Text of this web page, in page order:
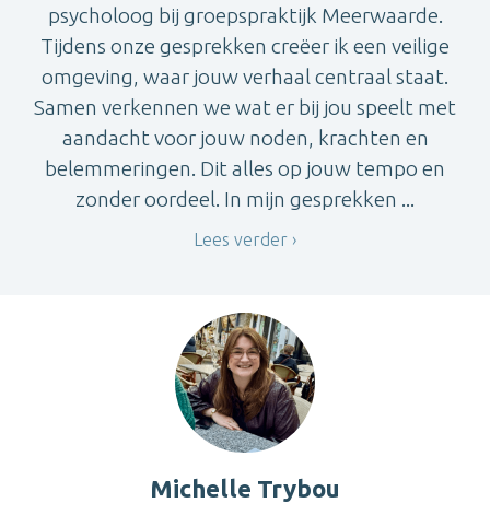
psycholoog bij groepspraktijk Meerwaarde.
Tijdens onze gesprekken creëer ik een veilige
omgeving, waar jouw verhaal centraal staat.
Samen verkennen we wat er bij jou speelt met
aandacht voor jouw noden, krachten en
belemmeringen. Dit alles op jouw tempo en
zonder oordeel. In mijn gesprekken ...
Lees verder
Michelle Trybou